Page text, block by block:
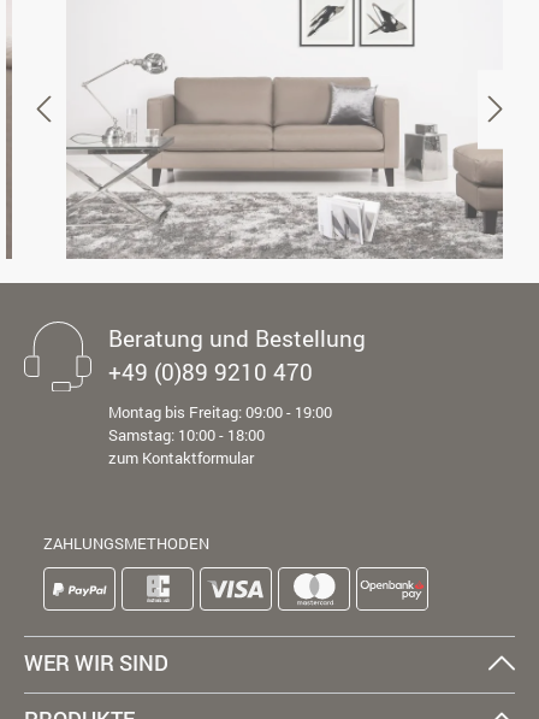
Beratung und Bestellung
+49 (0)89 9210 470
Montag bis Freitag: 09:00 - 19:00
Samstag: 10:00 - 18:00
zum Kontaktformular
ZAHLUNGSMETHODEN
WER WIR SIND